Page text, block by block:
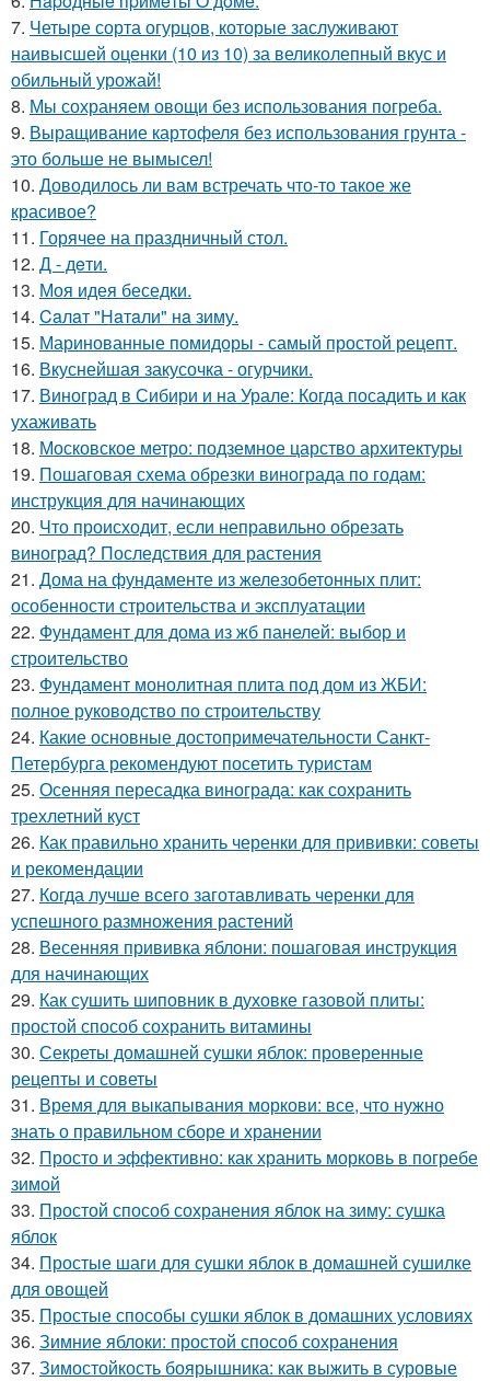
7. Четыре сорта огурцов, которые заслуживают
наивысшей оценки (10 из 10) за великолепный вкус и
обильный урожай!
8. Мы сохраняем овощи без использования погреба.
9. Выращивание картофеля без использования грунта -
это больше не вымысел!
10. Доводилось ли вам встречать что-то такое же
красивое?
11. Горячее на праздничный стол.
12. Д - дeти.
13. Моя идея беседки.
14. Caлaт "Нaтaли" нa зиму.
15. Маринованные помидоры - самый простой рецепт.
16. Вкуснейшая закусочка - огурчики.
17. Виноград в Сибири и на Урале: Когда посадить и как
ухаживать
18. Московское метро: подземное царство архитектуры
19. Пошаговая схема обрезки винограда по годам:
инструкция для начинающих
20. Что происходит, если неправильно обрезать
виноград? Последствия для растения
21. Дома на фундаменте из железобетонных плит:
особенности строительства и эксплуатации
22. Фундамент для дома из жб панелей: выбор и
строительство
23. Фундамент монолитная плита под дом из ЖБИ:
полное руководство по строительству
24. Какие основные достопримечательности Санкт-
Петербурга рекомендуют посетить туристам
25. Осенняя пересадка винограда: как сохранить
трехлетний куст
26. Как правильно хранить черенки для прививки: советы
и рекомендации
27. Когда лучше всего заготавливать черенки для
успешного размножения растений
28. Весенняя прививка яблони: пошаговая инструкция
для начинающих
29. Как сушить шиповник в духовке газовой плиты:
простой способ сохранить витамины
30. Секреты домашней сушки яблок: проверенные
рецепты и советы
31. Время для выкапывания моркови: все, что нужно
знать о правильном сборе и хранении
32. Просто и эффективно: как хранить морковь в погребе
зимой
33. Простой способ сохранения яблок на зиму: сушка
яблок
34. Простые шаги для сушки яблок в домашней сушилке
для овощей
35. Простые способы сушки яблок в домашних условиях
36. Зимние яблоки: простой способ сохранения
37. Зимостойкость боярышника: как выжить в суровые